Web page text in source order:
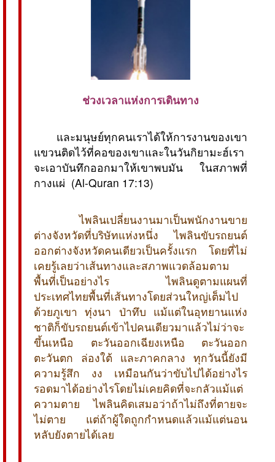
ช่วงเวลาแห่งการเดินทาง
และมนุษย์ทุกคนเราได้ให้การงานของเขา
แขวนติดไว้ที่คอของเขาและในวันกิยามะฮ์เรา
จะเอาบันทึกออกมาให้เขาพบมัน ในสภาพที่
กางแผ่ (Al-Quran 17:13)
ไพลินเปลี่ยนงานมาเป็นพนักงานขาย
ต่างจังหวัดที่บริษัทแห่งหนึ่ง ไพลินขับรถยนต์
ออกต่างจังหวัดคนเดียวเป็นครั้งแรก โดยที่ไม่
เคยรู้เลยว่าเส้นทางและสภาพแวดล้อมตาม
พื้นที่เป็นอย่างไร ไพลินดูตามแผนที่
ประเทศไทยพื้นที่เส้นทางโดยส่วนใหญ่เต็มไป
ด้วยภูเขา ทุ่งนา ป่าทึบ แม้แต่ในอุทยานแห่ง
ชาติก็ขับรถยนต์เข้าไปคนเดียวมาแล้วไม่ว่าจะ
ขึ้นเหนือ ตะวันออกเฉียงเหนือ ตะวันออก
ตะวันตก ล่องใต้ และภาคกลาง ทุกวันนี้ยังมี
ความรู้สึก งง เหมือนกันว่าขับไปได้อย่างไร
รอดมาได้อย่างไรโดยไม่เคยคิดที่จะกลัวแม้แต่
ความตาย ไพลินคิดเสมอว่าถ้าไม่ถึงที่ตายจะ
ไม่ตาย แต่ถ้าผู้ใดถูกกำหนดแล้วแม้แต่นอน
หลับยังตายได้เลย